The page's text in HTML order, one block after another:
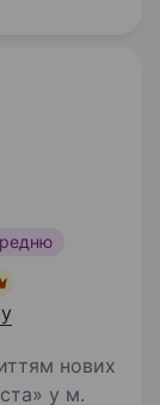
у м.